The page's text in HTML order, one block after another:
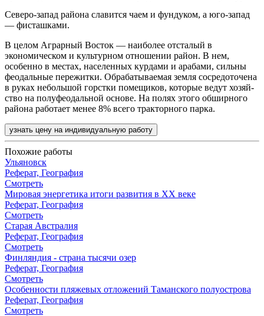
Северо-запад района славится чаем и фундуком, а юго-запад
— фисташками.
В целом Аграрный Восток — наиболее отста­лый в
экономическом и культурном отно­шении район. В нем,
особенно в местах, населенных курдами и арабами, сильны
феодальные пережитки. Обрабатываемая земля сосредоточена
в руках небольшой горстки помещиков, которые ведут хозяй­
ство на полуфеодальной основе. На полях этого обширного
района работает менее 8% всего тракторного парка.
узнать цену на индивидуальную работу
Похожие работы
Ульяновск
Реферат, География
Смотреть
Мировая энергетика итоги развития в XX веке
Реферат, География
Смотреть
Старая Австралия
Реферат, География
Смотреть
Финляндия - страна тысячи озер
Реферат, География
Смотреть
Особенности пляжевых отложений Таманского полуострова
Реферат, География
Смотреть